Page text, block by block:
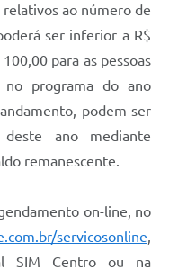
relativos ao número de
ser inferior a R$
para as pessoas
no programa do ano
podem ser
ano mediante
remanescente.
on-line, no
servicosonline,
SIM Centro ou na